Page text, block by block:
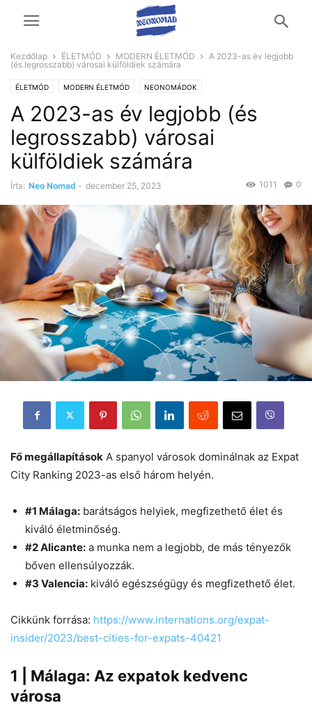
Kezdőlap ÉLETMÓD MODERN ÉLETMÓD
A 2023-as év legjobb
(és legrosszabb) városai külföldiek számára
ÉLETMÓD MODERN ÉLETMÓD NEONOMÁDOK
A 2023-as év legjobb (és
legrosszabb) városai
külföldiek számára
Írta: Neo Nomad - december 25, 2023 0
1011
Fő megállapítások A spanyol városok dominálnak az Expat
City Ranking 2023-as első három helyén.
#1 Málaga: barátságos helyiek, megfizethető élet és
kiváló életminőség.
#2 Alicante: a munka nem a legjobb, de más tényezők
bőven ellensúlyozzák.
#3 Valencia: kiváló egészségügy és megfizethető élet.
Cikkünk forrása: https://www.internations.org/expat-
insider/2023/best-cities-for-expats-40421
1 | Málaga: Az expatok kedvenc
városa